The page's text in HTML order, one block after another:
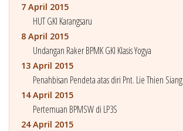
7 April 2015
HUT GKI Karangsaru
8 April 2015
Undangan Raker BPMK GKI Klasis Yogya
13 April 2015
Penahbisan Pendeta atas diri Pnt. Lie Thien Siang
14 April 2015
Pertemuan BPMSW di LP3S
24 April 2015